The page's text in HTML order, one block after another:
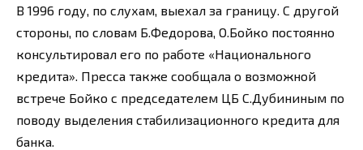
В 1996 году, по слухам, выехал за границу. С другой
стороны, по словам Б.Федорова, О.Бойко постоянно
консультировал его по работе «Национального
кредита». Пресса также сообщала о возможной
встрече Бойко с председателем ЦБ С.Дубининым по
поводу выделения стабилизационного кредита для
банка.